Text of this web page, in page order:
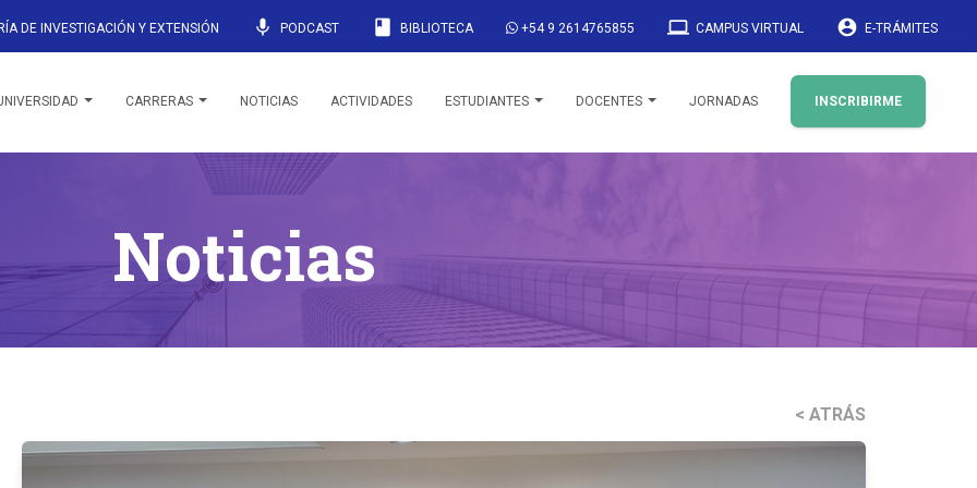
DE INVESTIGACIÓN Y EXTENSIÓN mic PODCAST book BIBLIOTECA +54 9 2614765855 laptop CAMPUS VIRTUAL account_circle E-TRÁMITES
CARRERAS NOTICIAS ACTIVIDADES ESTUDIANTES DOCENTES JORNADAS INSCRIBIRME
Noticias
< ATRÁS